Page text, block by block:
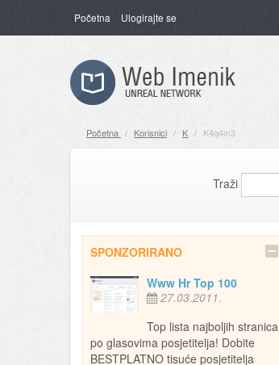
Početna Ulogirajte se
Početna / Korisnici / K / K4q4m3
Traži
SPONZORIRANO
Www Hr Top 100
27.03.2011.
Top lista najboljih stranica
po glasovima posjetitelja! Dobite
BESTPLATNO tisuće posjetitelja